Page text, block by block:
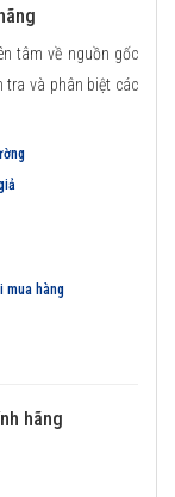
tâm về nguồn gốc
tra và phân biệt các
mua hàng
hãng